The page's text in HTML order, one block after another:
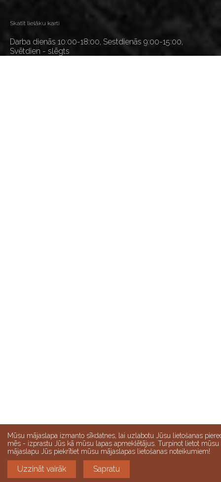
Skatīt lielāku karti
Darba dienās 10:00-18:00, Sestdienās 9:00-15:00,
Svētdien - slēgts
Mūsu mājaslapa izmanto sīkdatnes, lai uzlabotu Jūsu lietošanas
mēs - izprastu Jūs kā mūsu lapas apmeklētājus. Turpinot lietot mūsu
mājaslapu Jūs piekrītiet mūsu mājaslapas lietošanas noteikumiem!
Uzzināt vairāk Sapratu